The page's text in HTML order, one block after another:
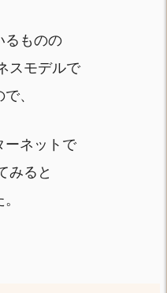
るものの
スモデルで
、
ーネットで
みると